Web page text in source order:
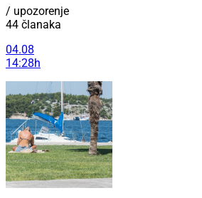
/ upozorenje
44 članaka
04.08
14:28h